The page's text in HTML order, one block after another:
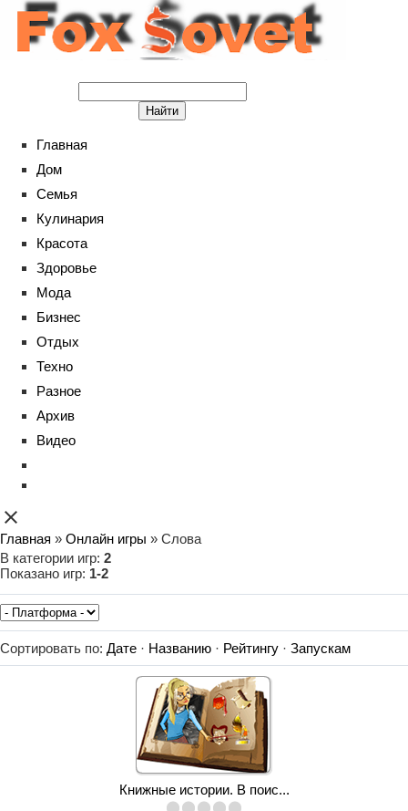
Главная
Дом
Семья
Кулинария
Красота
Здоровье
Мода
Бизнес
Отдых
Техно
Разное
Архив
Видео
close
Главная » Онлайн игры » Слова
В категории игр: 2
Показано игр: 1-2
Сортировать по: Дате · Названию · Рейтингу · Запускам
Книжные истории. В поис...